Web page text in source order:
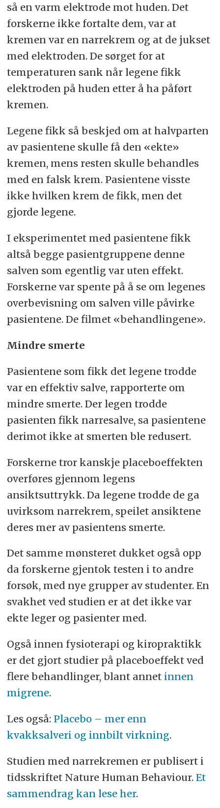
så en varm elektrode mot huden. Det
forskerne ikke fortalte dem, var at
kremen var en narrekrem og at de jukset
med elektroden. De sørget for at
temperaturen sank når legene fikk
elektroden på huden etter å ha påført
kremen.
Legene fikk så beskjed om at halvparten
av pasientene skulle få den «ekte»
kremen, mens resten skulle behandles
med en falsk krem. Pasientene visste
ikke hvilken krem de fikk, men det
gjorde legene.
I eksperimentet med pasientene fikk
altså begge pasientgruppene denne
salven som egentlig var uten effekt.
Forskerne var spente på å se om legenes
overbevisning om salven ville påvirke
pasientene. De filmet «behandlingene».
Mindre smerte
Pasientene som fikk det legene trodde
var en effektiv salve, rapporterte om
mindre smerte. Der legen trodde
pasienten fikk narresalve, sa pasientene
derimot ikke at smerten ble redusert.
Forskerne tror kanskje placeboeffekten
overføres gjennom legens
ansiktsuttrykk. Da legene trodde de ga
uvirksom narrekrem, speilet ansiktene
deres mer av pasientens smerte.
Det samme mønsteret dukket også opp
da forskerne gjentok testen i to andre
forsøk, med nye grupper av studenter. En
svakhet ved studien er at det ikke var
ekte leger og pasienter med.
Også innen fysioterapi og kiropraktikk
er det gjort studier på placeboeffekt ved
flere behandlinger, blant annet innen
migrene.
Les også: Placebo – mer enn
kvakksalveri og innbilt virkning.
Studien med narrekremen er publisert i
tidsskriftet Nature Human Behaviour. Et
sammendrag kan lese her.